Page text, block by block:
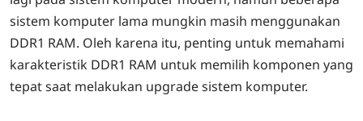
sistem komputer lama mungkin masih menggunakan
DDR1 RAM. Oleh karena itu, penting untuk memahami
karakteristik DDR1 RAM untuk memilih komponen yang
tepat saat melakukan upgrade sistem komputer.